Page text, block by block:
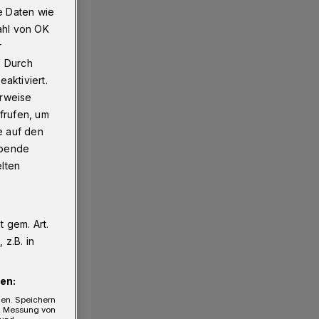
Daten wie
von OK
Durch
um
auf den
gem. Art.
z.B. in
Speichern
von